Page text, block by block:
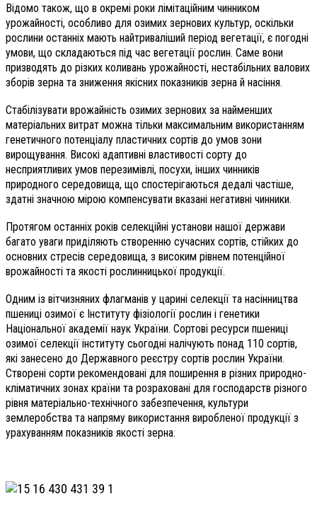
Відомо також, що в окремі роки лімітаційним чинником
урожайності, особливо для озимих зернових культур, оскільки
рослини останніх мають найтриваліший період вегетації, є погодні
умови, що складаються під час вегетації рослин. Саме вони
призводять до різких коливань урожайності, нестабільних валових
зборів зерна та зниження якісних показників зерна й насіння.
Стабілізувати врожайність озимих зернових за найменших
матеріальних витрат можна тільки максимальним використанням
генетичного потенціалу пластичних сортів до умов зони
вирощування. Високі адаптивні властивості сорту до
несприятливих умов перезимівлі, посухи, інших чинників
природного середовища, що спостерігаються дедалі частіше,
здатні значною мірою компенсувати вказані негативні чинники.
Протягом останніх років селекційні установи нашої держави
багато уваги приділяють створенню сучасних сортів, стійких до
основних стресів середовища, з високим рівнем потенційної
врожайності та якості рослинницької продукції.
Одним із вітчизняних флагманів у царині селекції та насінництва
пшениці озимої є Інституту фізіології рослин і генетики
Національної академії наук України. Сортові ресурси пшениці
озимої селекції інституту сьогодні налічують понад 110 сортів,
які занесено до Державного реєстру сортів рослин України.
Створені сорти рекомендовані для поширення в різних природно-
кліматичних зонах країни та розраховані для господарств різного
рівня матеріально-технічного забезпечення, культури
землеробства та напряму використання виробленої продукції з
урахуванням показників якості зерна.